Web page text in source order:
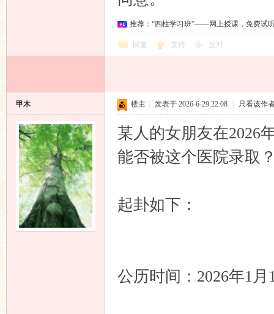
推荐：“四柱学习班”——网上授课，免费试
回复 支持 反对
甲木 楼主 发表于 2026-6-29 22:08 只看该作
某人的女朋友在2026
能否被这个医院录取
起卦如下：
公历时间：2026年1